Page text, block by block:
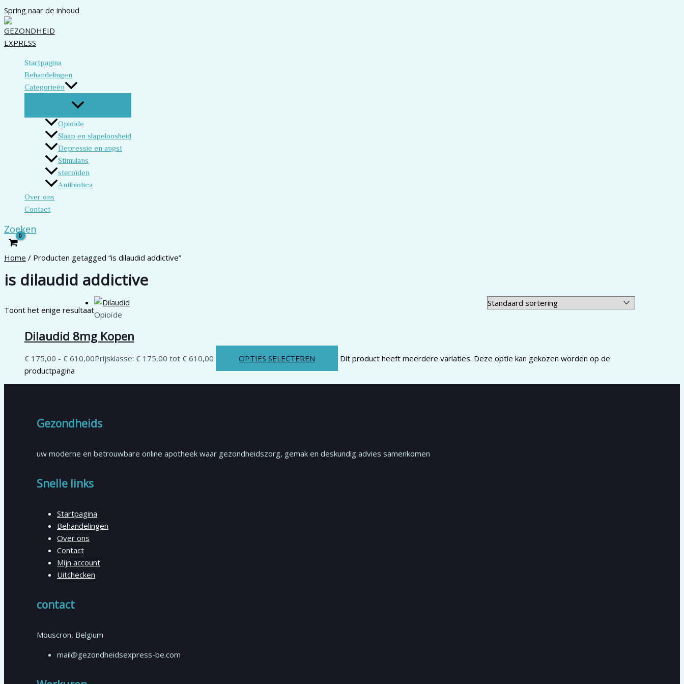
Spring naar de inhoud
Startpagina
Behandelingen
Categorieën
Opioïde
Slaap en slapeloosheid
Depressie en angst
Stimulans
steroïden
Antibiotica
Over ons
Contact
Zoeken
Home / Producten getagged “is dilaudid addictive”
is dilaudid addictive
Toont het enige resultaatOpioïde
Dilaudid 8mg Kopen
€ 175,00 - € 610,00Prijsklasse: € 175,00 tot € 610,00 OPTIES SELECTEREN
Dit product heeft meerdere variaties. Deze optie kan gekozen worden op de
productpagina
Gezondheids
uw moderne en betrouwbare online apotheek waar gezondheidszorg, gemak en deskundig advies samenkomen
Snelle links
Startpagina
Behandelingen
Over ons
Contact
Mijn account
Uitchecken
contact
Mouscron, Belgium
mail@gezondheidsexpress-be.com